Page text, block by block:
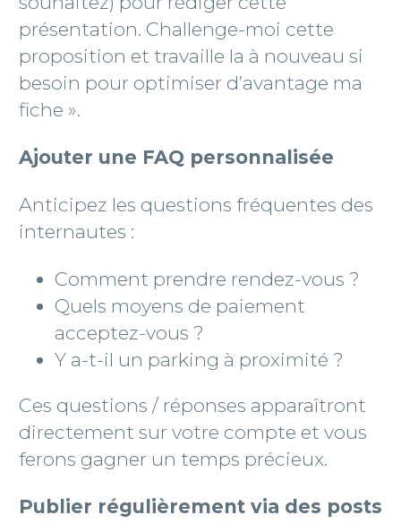
présentation. Challenge-moi cette
proposition et travaille la à nouveau si
besoin pour optimiser d’avantage ma
fiche ».
Ajouter une FAQ personnalisée
Anticipez les questions fréquentes des
internautes :
Comment prendre rendez-vous ?
Quels moyens de paiement
acceptez-vous ?
Y a-t-il un parking à proximité ?
Ces questions /​ réponses apparaîtront
directement sur votre compte et vous
ferons gagner un temps précieux.
Publier régulièrement via des posts